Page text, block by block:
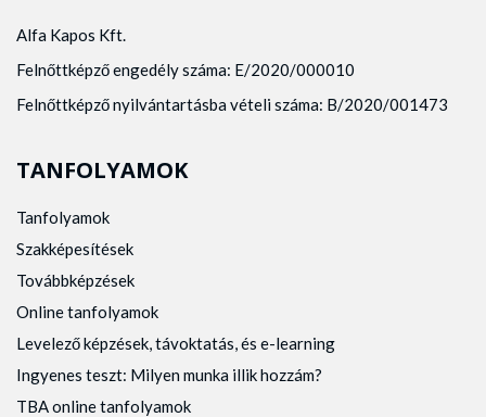
Alfa Kapos Kft.
Felnőttképző engedély száma: E/2020/000010
Felnőttképző nyilvántartásba vételi száma: B/2020/001473
TANFOLYAMOK
Tanfolyamok
Szakképesítések
Továbbképzések
Online tanfolyamok
Levelező képzések, távoktatás, és e-learning
Ingyenes teszt: Milyen munka illik hozzám?
TBA online tanfolyamok